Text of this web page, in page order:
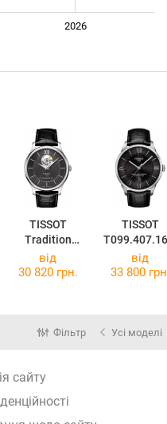
2026
TISSOT
Tradition
Powermatic 80
Open Heart
TISSOT
58.00
від
30 820 грн.
від
33 800
Фільтр Усі моделі
сайту